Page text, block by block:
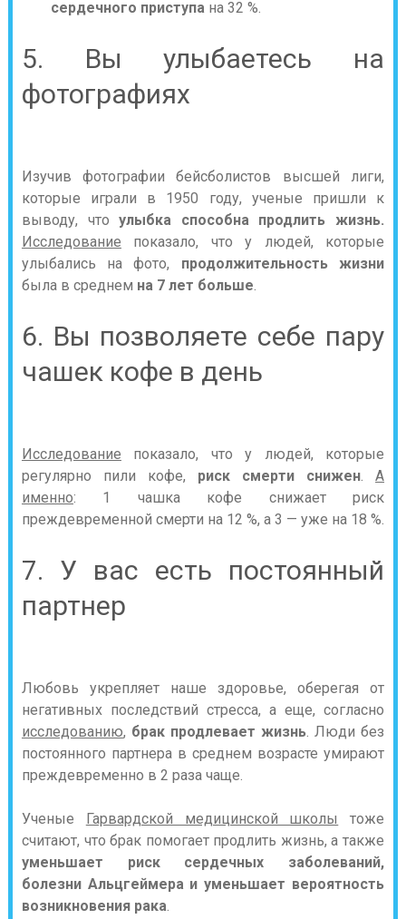
сердечного приступана 32 %.
5. Вы улыбаетесь на
фотографиях
Изучив фотографии бейсболистов высшей лиги,
которые играли в 1950 году, ученые пришли к
выводу, чтоулыбка способна продлить жизнь.
Исследование показало, что у людей, которые
улыбались на фото, продолжительность жизни
была в среднем на 7 лет больше.
6. Вы позволяете себе пару
чашек кофе в день
Исследование показало, что у людей, которые
регулярно пили кофе, риск смерти снижен.А
именно: 1 чашка кофе снижает риск
преждевременной смерти на 12 %, а 3 — уже на 18 %.
7. У вас есть постоянный
партнер
Любовь укрепляет наше здоровье, оберегая от
негативных последствий стресса, а еще, согласно
исследованию, брак продлевает жизнь. Люди без
постоянного партнера в среднем возрасте умирают
преждевременно в 2 раза чаще.
Ученые Гарвардской медицинской школы
тоже
считают, что брак помогает продлить жизнь, а также
уменьшает риск сердечных заболеваний,
болезни Альцгеймера и уменьшает вероятность
возникновения рака.